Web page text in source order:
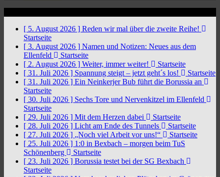
[ 5. August 2026 ] Reden wir mal über die zweite Reihe!
Startseite
[ 3. August 2026 ] Namen und Notizen: Neues aus dem
Ellenfeld
Startseite
[ 2. August 2026 ] Weiter, immer weiter!
Startseite
[ 31. Juli 2026 ] Spannung steigt – jetzt geht´s los!
Startseite
[ 31. Juli 2026 ] Ein Neinkerjer Bub führt die Borussia an
Startseite
[ 30. Juli 2026 ] Sechs Tore und Nervenkitzel im Ellenfeld
Startseite
[ 29. Juli 2026 ] Mit dem Herzen dabei
Startseite
[ 28. Juli 2026 ] Licht am Ende des Tunnels
Startseite
[ 27. Juli 2026 ] „Noch viel Arbeit vor uns!“
Startseite
[ 25. Juli 2026 ] 1:0 in Bexbach – morgen beim TuS
Schönenberg
Startseite
[ 23. Juli 2026 ] Borussia testet bei der SG Bexbach
Startseite